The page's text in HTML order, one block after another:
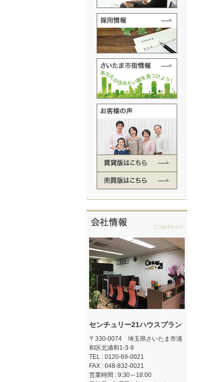
センチュリー21ハウスプラン
〒330-0074 埼玉県さいたま市浦
和区北浦和1-3-9
TEL : 0120-69-0021
FAX : 048-832-0021
営業時間 : 9:30～18:00